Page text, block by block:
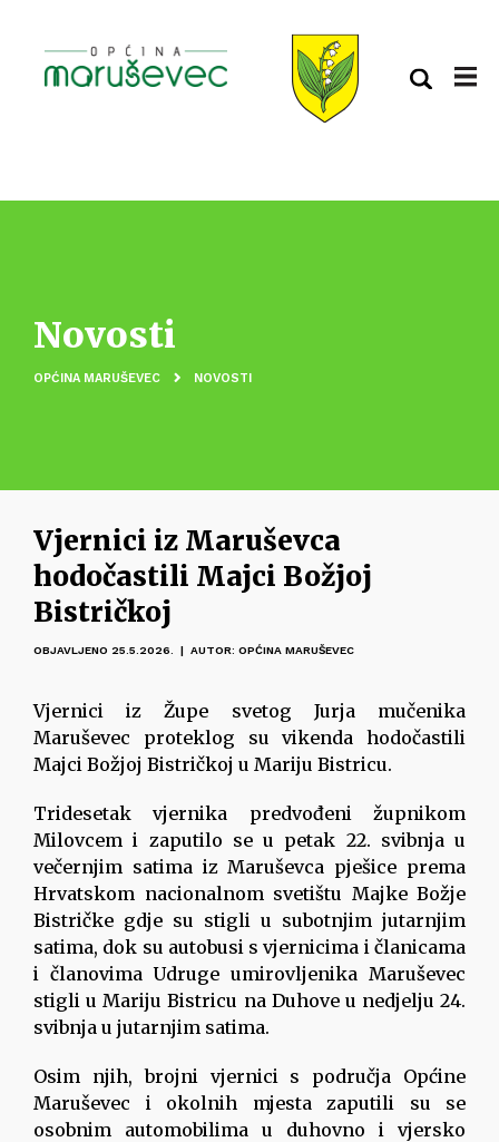
Novosti
OPĆINA MARUŠEVEC NOVOSTI
Vjernici iz Maruševca
hodočastili Majci Božjoj
Bistričkoj
OBJAVLJENO 25.5.2026. | AUTOR: OPĆINA MARUŠEVEC
Vjernici iz Župe svetog Jurja mučenika
Maruševec proteklog su vikenda hodočastili
Majci Božjoj Bistričkoj u Mariju Bistricu.
Tridesetak vjernika predvođeni župnikom
Milovcem i zaputilo se u petak 22. svibnja u
večernjim satima iz Maruševca pješice prema
Hrvatskom nacionalnom svetištu Majke Božje
Bistričke gdje su stigli u subotnjim jutarnjim
satima, dok su autobusi s vjernicima i članicama
i članovima Udruge umirovljenika Maruševec
stigli u Mariju Bistricu na Duhove u nedjelju 24.
svibnja u jutarnjim satima.
Osim njih, brojni vjernici s područja Općine
Maruševec i okolnih mjesta zaputili su se
osobnim automobilima u duhovno i vjersko